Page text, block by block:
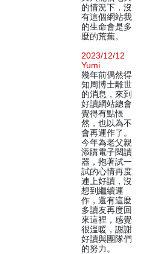
的情況下，沒
有這個網站我
的生命會是多
麼的荒蕪。
2023/12/12
Yumi
幾年前偶然得
知周博士離世
的消息，來到
好讀網站總會
覺得有點悵
然，也以為不
會再運作了。
今年為老父親
添購電子閱讀
器，抱著試一
試的心情再度
連上好讀，沒
想到繼續運
作，還有這麼
多讀友再度回
來這裡，感覺
很溫暖，謝謝
好讀與團隊們
的努力。